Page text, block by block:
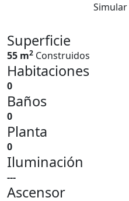
Superficie
55 m2 Construidos
Habitaciones
0
Baños
0
Planta
0
Iluminación
---
Ascensor